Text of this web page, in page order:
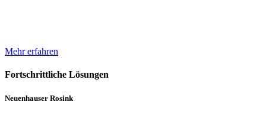
Mehr erfahren
Fortschrittliche Lösungen
Neuenhauser Rosink